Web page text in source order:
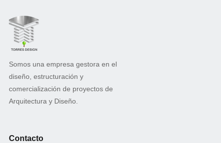
Somos una empresa gestora en el
diseño, estructuración y
comercialización de proyectos de
Arquitectura y Diseño.
Contacto